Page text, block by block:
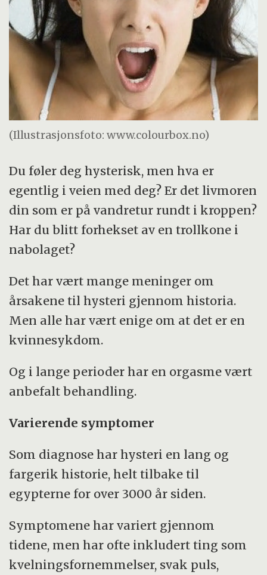
(Illustrasjonsfoto: www.colourbox.no)
Du føler deg hysterisk, men hva er
egentlig i veien med deg? Er det livmoren
din som er på vandretur rundt i kroppen?
Har du blitt forhekset av en trollkone i
nabolaget?
Det har vært mange meninger om
årsakene til hysteri gjennom historia.
Men alle har vært enige om at det er en
kvinnesykdom.
Og i lange perioder har en orgasme vært
anbefalt behandling.
Varierende symptomer
Som diagnose har hysteri en lang og
fargerik historie, helt tilbake til
egypterne for over 3000 år siden.
Symptomene har variert gjennom
tidene, men har ofte inkludert ting som
kvelningsfornemmelser, svak puls,